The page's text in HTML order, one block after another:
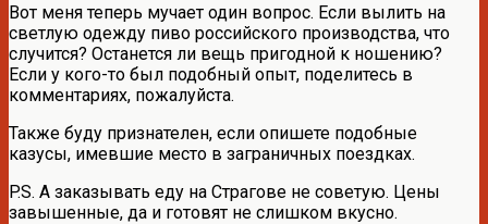
Вот меня теперь мучает один вопрос. Если вылить на
светлую одежду пиво российского производства, что
случится? Останется ли вещь пригодной к ношению?
Если у кого-то был подобный опыт, поделитесь в
комментариях, пожалуйста.
Также буду признателен, если опишете подобные
казусы, имевшие место в заграничных поездках.
P.S. А заказывать еду на Страгове не советую. Цены
завышенные, да и готовят не слишком вкусно.